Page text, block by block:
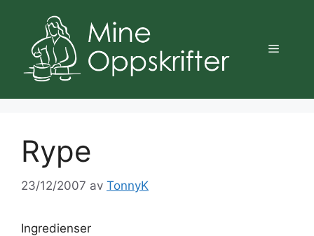
innhold
Meny
Rype
23/12/2007 av TonnyK
Ingredienser